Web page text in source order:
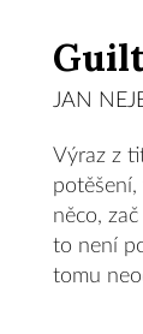
JAN
Výraz z
potěšení,
něco,
to není
tomu